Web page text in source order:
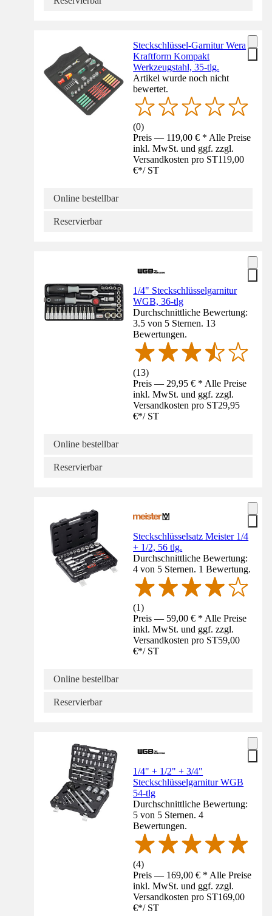
Steckschlüssel-Garnitur Wera
Kraftform Kompakt
Werkzeugstahl, 35-tlg.
Artikel wurde noch nicht
bewertet.
(0)
Preis — 119,00 € * Alle Preise
inkl. MwSt. und ggf. zzgl.
Versandkosten pro ST119,00
€*/ ST
Online bestellbar
Reservierbar
1/4" Steckschlüsselgarnitur
WGB, 36-tlg
Durchschnittliche Bewertung:
3.5 von 5 Sternen. 13
Bewertungen.
(13)
Preis — 29,95 € * Alle Preise
inkl. MwSt. und ggf. zzgl.
Versandkosten pro ST29,95
€*/ ST
Online bestellbar
Reservierbar
Steckschlüsselsatz Meister 1/4
+ 1/2, 56 tlg.
Durchschnittliche Bewertung:
4 von 5 Sternen. 1 Bewertung.
(1)
Preis — 59,00 € * Alle Preise
inkl. MwSt. und ggf. zzgl.
Versandkosten pro ST59,00
€*/ ST
Online bestellbar
Reservierbar
1/4" + 1/2" + 3/4"
Steckschlüsselgarnitur WGB
54-tlg
Durchschnittliche Bewertung:
5 von 5 Sternen. 4
Bewertungen.
(4)
Preis — 169,00 € * Alle Preise
inkl. MwSt. und ggf. zzgl.
Versandkosten pro ST169,00
€*/ ST